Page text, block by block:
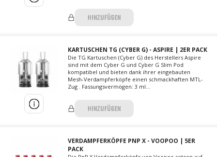
HINZUFÜGEN
KARTUSCHEN TG (CYBER G) - ASPIRE | 2ER PACK
Die TG Kartuschen (Cyber G) des Herstellers Aspire
sind mit dem Cyber G und Cyber G Slim Pod
kompatibel und bieten dank ihrer eingebauten
Mesh-Verdampferköpfe einen schmackhaften MTL-
Zug . Fassungsvermögen: 3 ml...
HINZUFÜGEN
VERDAMPFERKÖPFE PNP X - VOOPOO | 5ER
PACK